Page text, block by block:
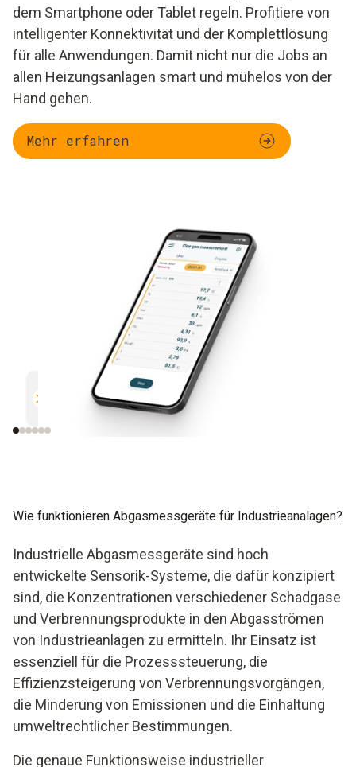
dem Smartphone oder Tablet regeln. Profitiere von
intelligenter Konnektivität und der Komplettlösung
für alle Anwendungen. Damit nicht nur die Jobs an
allen Heizungsanlagen smart und mühelos von der
Hand gehen.
Mehr erfahren
Parallelmessung
Effizient und sicher
Wie funktionieren Abgasmessgeräte für Industrieanalagen?
Industrielle Abgasmessgeräte sind hoch
entwickelte Sensorik-Systeme, die dafür konzipiert
sind, die Konzentrationen verschiedener Schadgase
und Verbrennungsprodukte in den Abgasströmen
von Industrieanlagen zu ermitteln. Ihr Einsatz ist
essenziell für die Prozesssteuerung, die
Effizienzsteigerung von Verbrennungsvorgängen,
die Minderung von Emissionen und die Einhaltung
umweltrechtlicher Bestimmungen.
Die genaue Funktionsweise industrieller